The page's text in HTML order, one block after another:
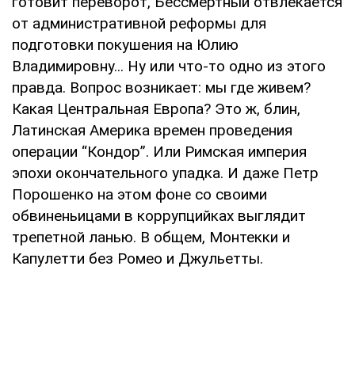
от административной реформы для
подготовки покушения на Юлию
Владимировну... Ну или что-то одно из этого
правда. Вопрос возникает: мы где живем?
Какая Центральная Европа? Это ж, блин,
Латинская Америка времен проведения
операции “Кондор”. Или Римская империя
эпохи окончательного упадка. И даже Петр
Порошенко на этом фоне со своими
обвиненьицами в коррупцийках выглядит
трепетной ланью. В общем, Монтекки и
Капулетти без Ромео и Джульетты.